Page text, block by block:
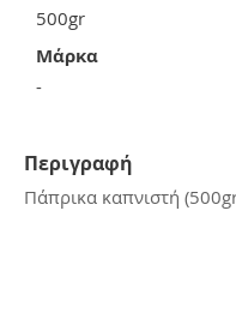
500gr
Μάρκα
-
Περιγραφή
Πάπρικα καπνιστή